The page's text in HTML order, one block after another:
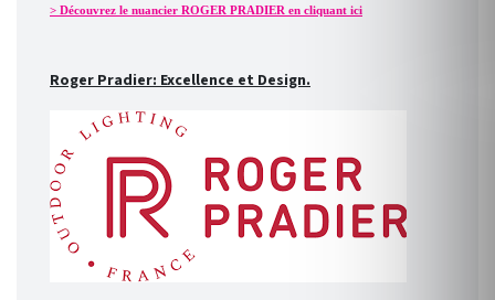
> Découvrez le nuancier ROGER PRADIER en cliquant ici
Roger Pradier: Excellence et Design.